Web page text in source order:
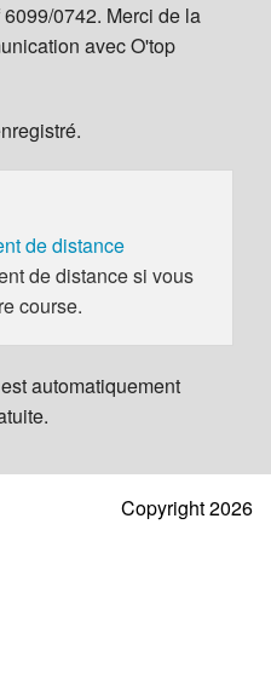
0742. Merci de la
avec O'top
de distance
de distance si vous
course.
automatiquement
Copyright 2026